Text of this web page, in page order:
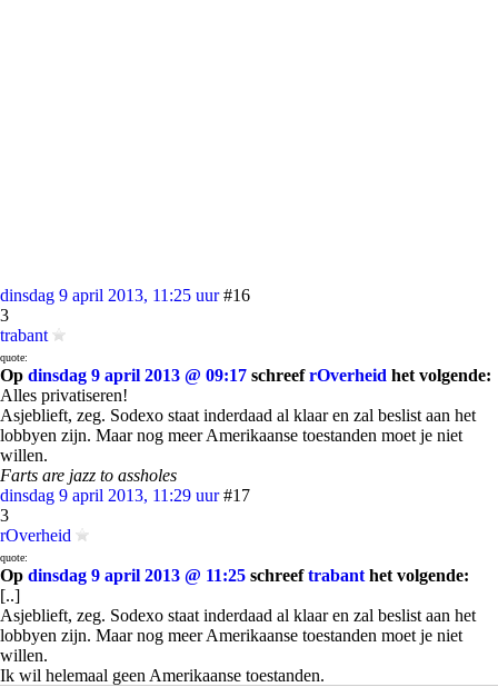
dinsdag 9 april 2013, 11:25 uur #16
3
trabant
quote:
Op dinsdag 9 april 2013 @ 09:17 schreefrOverheid het volgende:
Alles privatiseren!
Asjeblieft, zeg. Sodexo staat inderdaad al klaar en zal beslist aan het
lobbyen zijn. Maar nog meer Amerikaanse toestanden moet je niet
willen.
Farts are jazz to assholes
dinsdag 9 april 2013, 11:29 uur #17
3
rOverheid
quote:
Op dinsdag 9 april 2013 @ 11:25 schreeftrabant het volgende:
[..]
Asjeblieft, zeg. Sodexo staat inderdaad al klaar en zal beslist aan het
lobbyen zijn. Maar nog meer Amerikaanse toestanden moet je niet
willen.
Ik wil helemaal geen Amerikaanse toestanden.